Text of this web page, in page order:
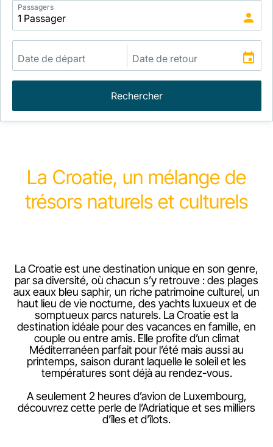
Passagers
Rechercher
La Croatie, un mélange de
trésors naturels et culturels
La Croatie est une destination unique en son genre,
par sa diversité, où chacun s’y retrouve : des plages
aux eaux bleu saphir, un riche patrimoine culturel, un
haut lieu de vie nocturne, des yachts luxueux et de
somptueux parcs naturels. La Croatie est la
destination idéale pour des vacances en famille, en
couple ou entre amis. Elle profite d’un climat
Méditerranéen parfait pour l’été mais aussi au
printemps, saison durant laquelle le soleil et les
températures sont déjà au rendez-vous.
A seulement 2 heures d’avion de Luxembourg,
découvrez cette perle de l’Adriatique et ses milliers
d’îles et d’îlots.